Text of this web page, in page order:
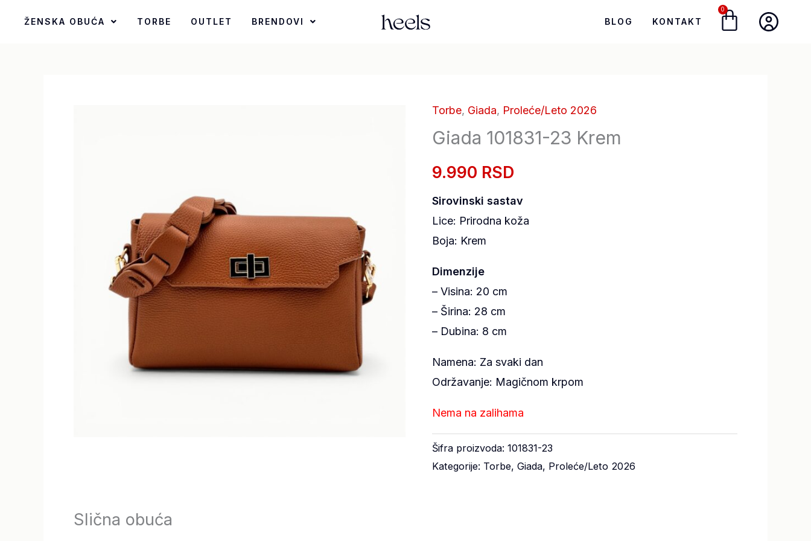
ŽENSKA OBUĆA TORBE OUTLET BRENDOVI BLOG KONTAKT
0
Cart
Torbe, Giada, Proleće/Leto 2026
Giada 101831-23 Krem
9.990 RSD
Sirovinski sastav
Lice: Prirodna koža
Boja: Krem
Dimenzije
– Visina: 20 cm
– Širina: 28 cm
– Dubina: 8 cm
Namena: Za svaki dan
Održavanje: Magičnom krpom
Nema na zalihama
Šifra proizvoda: 101831-23
Kategorije: Torbe, Giada, Proleće/Leto 2026
Slična obuća